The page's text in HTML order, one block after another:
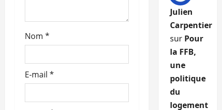
l
e
Nom *
E-mail *
Julien
Carpentier
sur Pour
la FFB,
une
politique
du
logement